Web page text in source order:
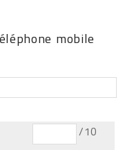
mobile
/10